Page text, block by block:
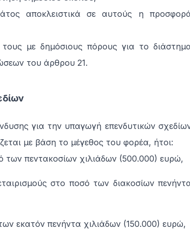
αποκλειστικά σε αυτούς η
τους με δημόσιους πόρους για το
του άρθρου 21.
για την υπαγωγή επενδυτικών
με βάση το μέγεθος του φορέα, ήτοι:
των πεντακοσίων χιλιάδων (500.000) ευρώ,
στο ποσό των διακοσίων
εκατόν πενήντα χιλιάδων (150.000) ευρώ,